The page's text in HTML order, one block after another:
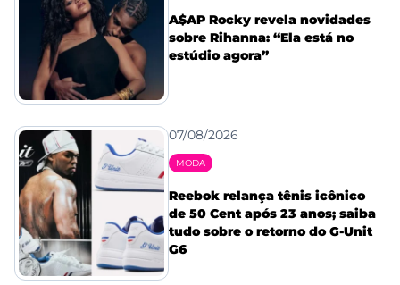
A$AP Rocky revela novidades
sobre Rihanna: “Ela está no
estúdio agora”
07/08/2026
MODA
Reebok relança tênis icônico
de 50 Cent após 23 anos; saiba
tudo sobre o retorno do G-Unit
G6